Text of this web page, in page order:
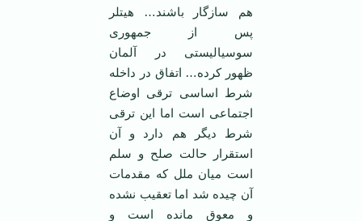
هم سازگار باشند… هیتلر
پس از جمهوری
سوسیالیستی در آلمان
ظهور کرده… اتفاق در داخله
شرط اساسی ترقی اوضاع
اجتماعی است اما این ترقی
شرط دیگر هم دارد و آن
استقرار حالت صلح و سلم
است میان ملل که مقدمات
آن چیده شد اما تعقیب نشده
و معوق مانده است و